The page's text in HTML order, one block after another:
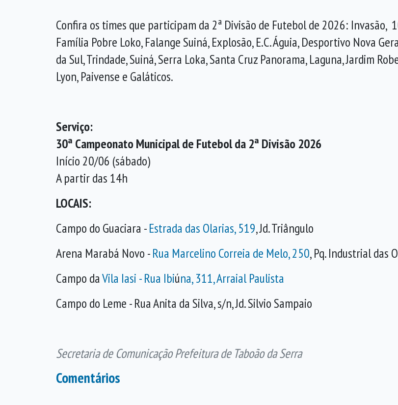
Confira os times que participam da 2ª Divisão de Futebol de 2026: Invasão,
Família Pobre Loko, Falange Suiná, Explosão, E.C. Águia, Desportivo Nova
da Sul, Trindade, Suiná, Serra Loka, Santa Cruz Panorama, Laguna, Jardim
Lyon, Paivense e Galáticos.
Serviço:
30ª Campeonato Municipal de Futebol da 2ª Divisão 2026
Início 20/06 (sábado)
A partir das 14h
LOCAIS:
Campo do Guaciara -Estrada das Olarias, 519, Jd. Triângulo
Arena Marabá Novo -Rua Marcelino Correia de Melo, 250, Pq. Industrial das
Campo daVila Iasi - Rua Ibiúna, 311, Arraial Paulista
Campo do Leme - Rua Anita da Silva, s/n, Jd. Silvio Sampaio
Secretaria de Comunicação Prefeitura de Taboão da Serra
Comentários